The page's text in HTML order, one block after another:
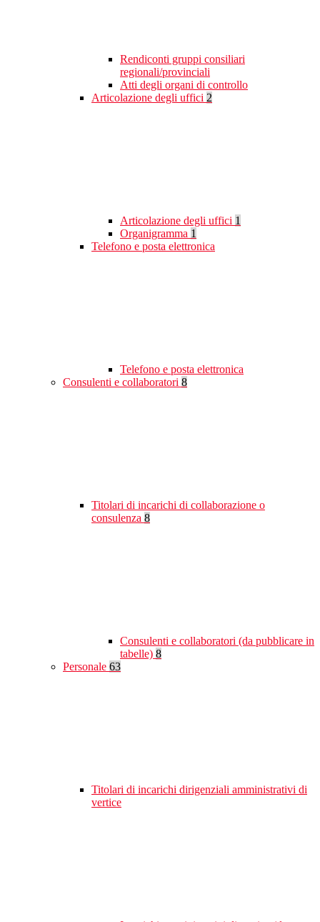
Rendiconti gruppi consiliari
regionali/provinciali
Atti degli organi di controllo
Articolazione degli uffici 2
Articolazione degli uffici 1
Organigramma 1
Telefono e posta elettronica
Telefono e posta elettronica
Consulenti e collaboratori 8
Titolari di incarichi di collaborazione o
consulenza 8
Consulenti e collaboratori (da pubblicare in
tabelle) 8
Personale 63
Titolari di incarichi dirigenziali amministrativi di
vertice